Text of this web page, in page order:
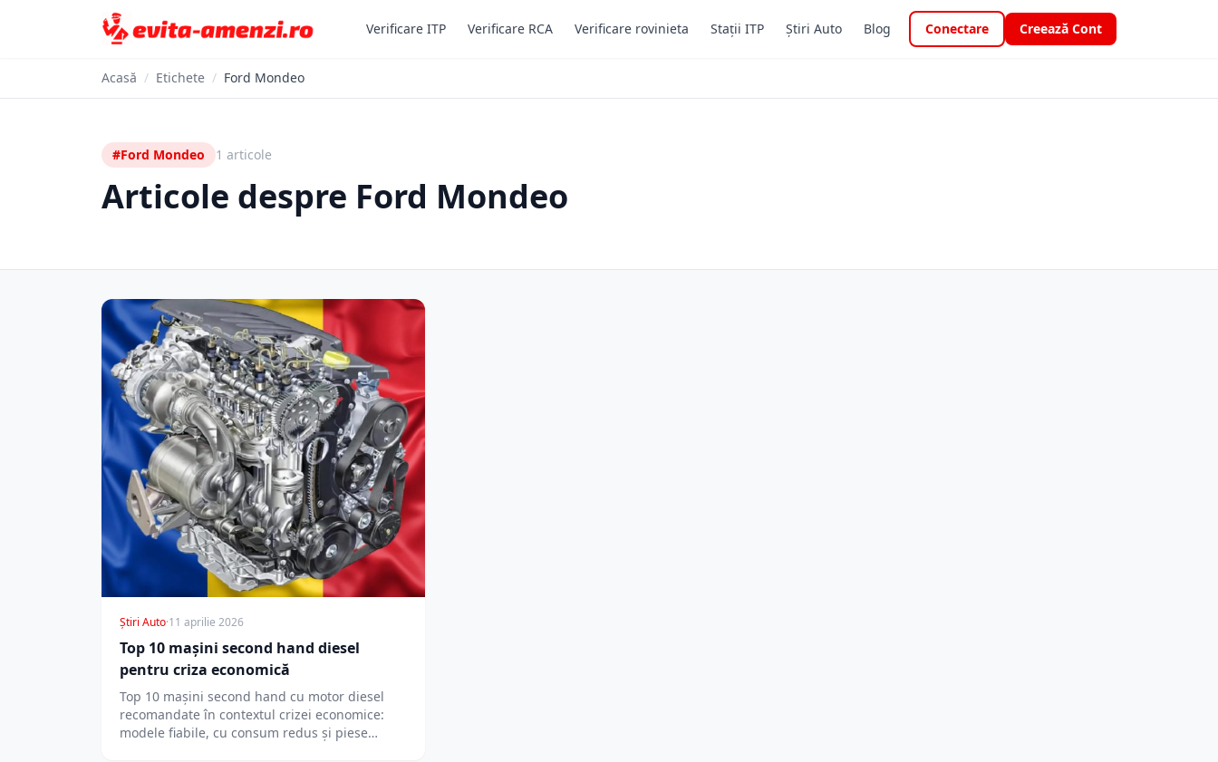
Verificare ITP Verificare RCA Verificare rovinieta Stații ITP Știri Auto Blog Conectare Creează Cont
Acasă / Etichete / Ford Mondeo
#Ford Mondeo 1 articole
Articole despre Ford Mondeo
Știri Auto·11 aprilie 2026
Top 10 mașini second hand diesel
pentru criza economică
Top 10 mașini second hand cu motor diesel
recomandate în contextul crizei economice:
modele fiabile, cu consum redus și piese…